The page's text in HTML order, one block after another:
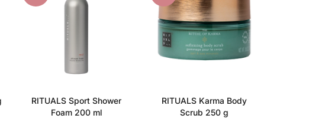
RITUALS Sport Shower
Foam 200 ml
RITUALS Karma Body
Scrub 250 g